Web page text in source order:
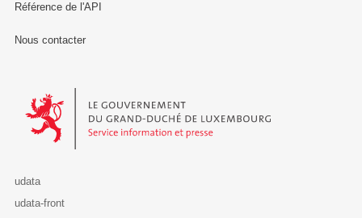
Référence de l'API
Nous contacter
Le Gouvernement du Grand-Duché de Luxembourg - Service
udata
udata-front